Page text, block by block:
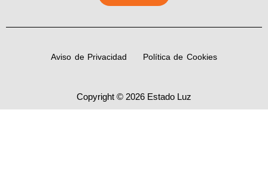
Copyright © 2026 Estado Luz
Aviso de Privacidad Política de Cookies